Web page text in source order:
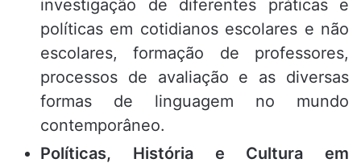
investigação de diferentes práticas e
políticas em cotidianos escolares e não
escolares, formação de professores,
processos de avaliação e as diversas
formas de linguagem no mundo
contemporâneo.
Políticas, História e Cultura em